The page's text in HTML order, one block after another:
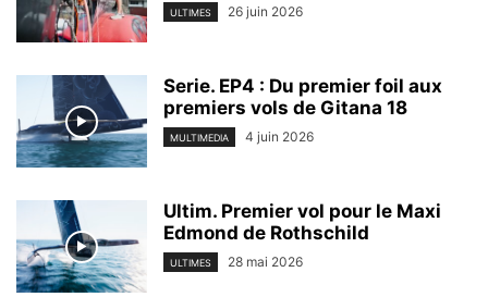
ULTIMES 26 juin 2026
Serie. EP4 : Du premier foil aux
premiers vols de Gitana 18
MULTIMEDIA 4 juin 2026
Ultim. Premier vol pour le Maxi
Edmond de Rothschild
ULTIMES 28 mai 2026